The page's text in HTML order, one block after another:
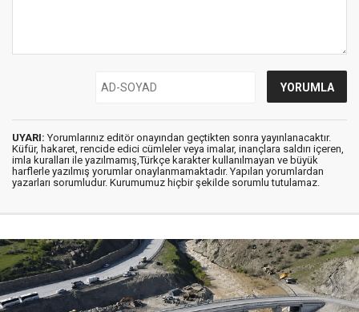
UYARI: Yorumlarınız editör onayından geçtikten sonra yayınlanacaktır.
Küfür, hakaret, rencide edici cümleler veya imalar, inançlara saldırı içeren,
imla kuralları ile yazılmamış,Türkçe karakter kullanılmayan ve büyük
harflerle yazılmış yorumlar onaylanmamaktadır. Yapılan yorumlardan
yazarları sorumludur. Kurumumuz hiçbir şekilde sorumlu tutulamaz.